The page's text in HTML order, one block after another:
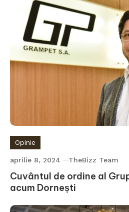
Opinie
aprilie 8, 2024 TheBizz Team
Cuvântul de ordine al
acum Dornești